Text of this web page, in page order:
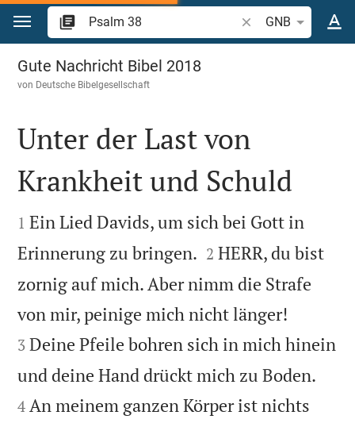
Zum Inhalt springen
Bibelstelle oder
GNB
Psalm 38
Gute Nachricht Bibel 2018
von Deutsche Bibelgesellschaft

Unter der Last von
Krankheit und Schuld

1 Ein Lied Davids, um sich bei Gott in
Erinnerung zu bringen. 

2 HERR, du bist
zornig auf mich. Aber nimm die Strafe
von mir, peinige mich nicht länger!
3 Deine Pfeile bohren sich in mich hinein
und deine Hand drückt mich zu Boden.
4 An meinem ganzen Körper ist nichts